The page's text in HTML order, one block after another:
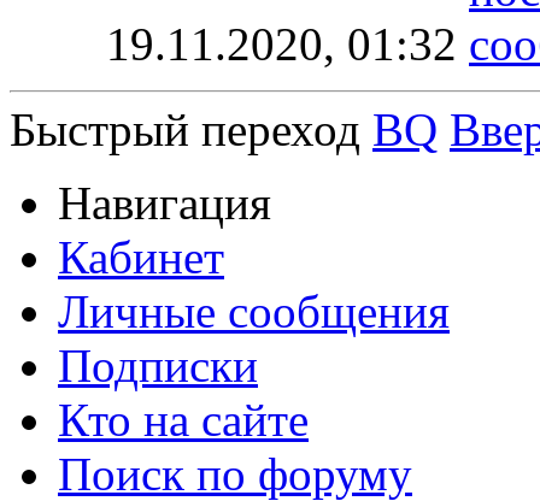
19.11.2020, 01:32
Быстрый переход BQ
Навигация
Кабинет
Личные сообщения
Подписки
Кто на сайте
Поиск по форуму